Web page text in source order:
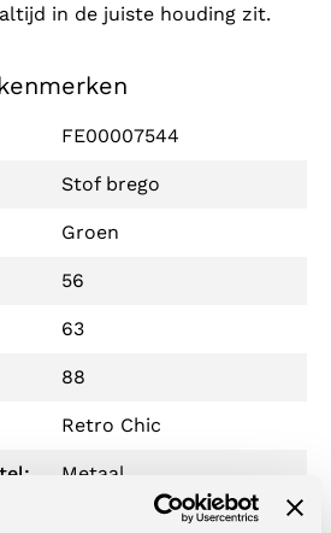
in de juiste houding zit.
FE00007544
Stof brego
Groen
56
63
88
Retro Chic
Metaal